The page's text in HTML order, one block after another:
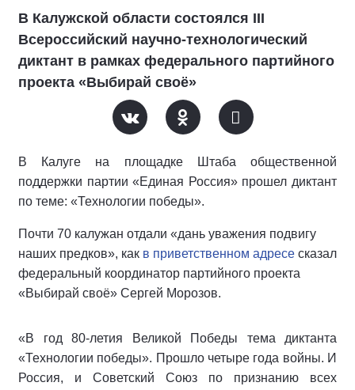
В Калужской области состоялся III
Всероссийский научно-технологический
диктант в рамках федерального партийного
проекта «Выбирай своё»
В Калуге на площадке Штаба общественной
поддержки партии «Единая Россия» прошел диктант
по теме: «Технологии победы».
Почти 70 калужан отдали «дань уважения подвигу
наших предков», как в приветственном адресе сказал
федеральный координатор партийного проекта
«Выбирай своё» Сергей Морозов.
«В год 80-летия Великой Победы тема диктанта
«Технологии победы». Прошло четыре года войны. И
Россия, и Советский Союз по признанию всех